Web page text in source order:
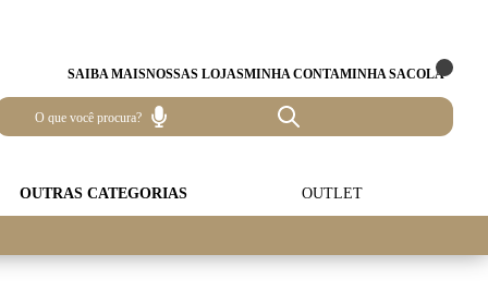
SAIBA MAISNOSSAS LOJASMINHA CONTAMINHA SACOLA
OUTRAS CATEGORIAS OUTLET